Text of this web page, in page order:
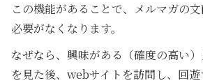
この機能があることで、メルマガの
必要がなくなります。
なぜなら、興味がある（確度の高い
を見た後、webサイトを訪問し、回遊